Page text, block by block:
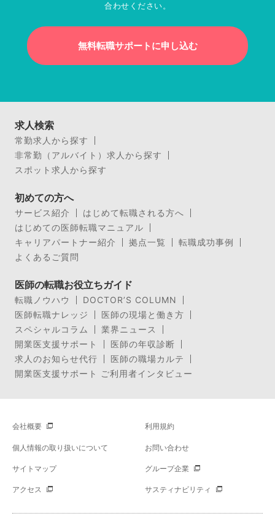
合わせください。
無料転職サポートに申し込む
求人検索
常勤求人から探す
非常勤（アルバイト）求人から探す
スポット求人から探す
初めての方へ
サービス紹介
はじめて転職される方へ
はじめての医師転職マニュアル
キャリアパートナー紹介
拠点一覧
転職成功事例
よくあるご質問
医師の転職お役立ちガイド
転職ノウハウ
DOCTOR’S COLUMN
医師転職ナレッジ
医師の現場と働き方
スペシャルコラム
業界ニュース
開業医支援サポート
医師の年収診断
求人のお知らせ代行
医師の職場カルテ
開業医支援サポート ご利用者インタビュー
会社概要 利用規約
個人情報の取り扱いについて お問い合わせ
サイトマップ グループ企業
アクセス サスティナビリティ